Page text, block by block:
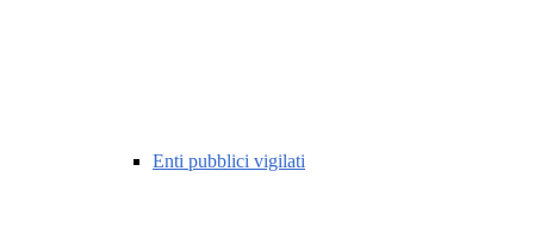
Enti pubblici vigilati